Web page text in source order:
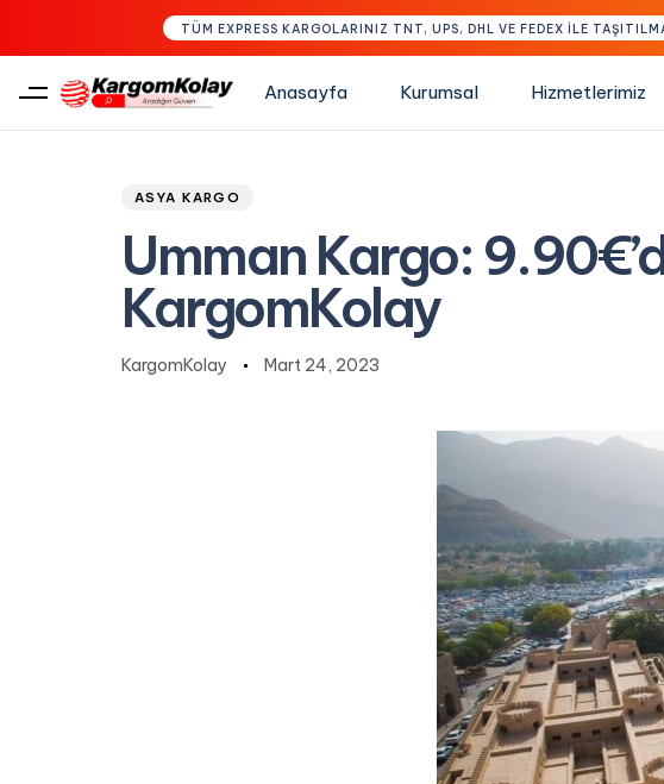
TÜM EXPRESS KARGOLARINIZ TNT, UPS, DHL VE FEDEX İLE
Anasayfa Kurumsal Hizmetlerimiz
ASYA KARGO
Umman Kargo:
KargomKolay
KargomKolay Mart 24, 2023